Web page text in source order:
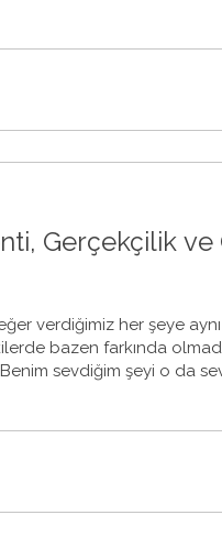
Söylüyorsun? Bir olay
Gerçekçilik ve
verdiğimiz her şeye
bazen farkında
sevdiğim şeyi o da
bir kırgınlık, yalnızlık ya